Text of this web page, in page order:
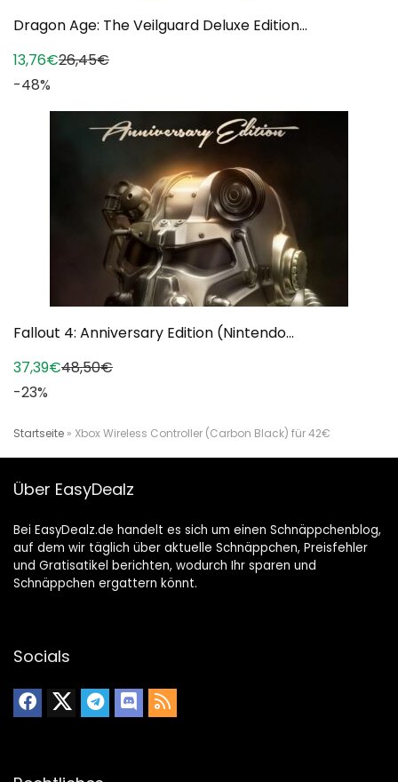
Dragon Age: The Veilguard Deluxe Edition...
13,76€26,45€
-48%
Fallout 4: Anniversary Edition (Nintendo...
37,39€48,50€
-23%
Startseite » Xbox Wireless Controller (Carbon Black) für 42€
Über EasyDealz
Bei EasyDealz.de handelt es sich um einen Schnäppchenblog,
auf dem wir täglich über aktuelle Schnäppchen, Preisfehler
und Gratisatikel berichten, wodurch Ihr sparen und
Schnäppchen ergattern könnt.
Socials